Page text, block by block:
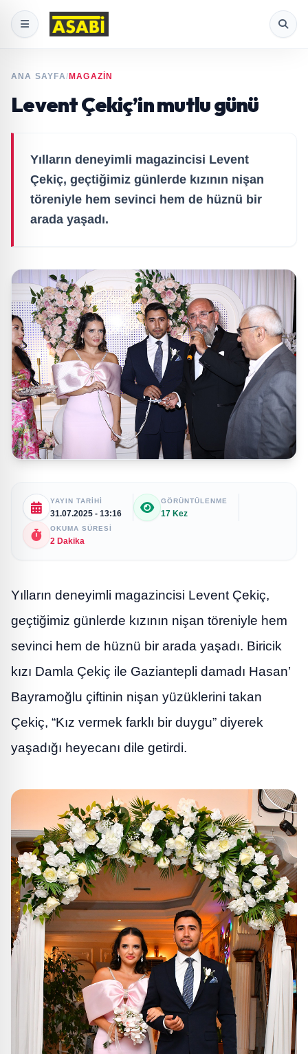
ANA SAYFA/ MAGAZİN
Levent Çekiç’in mutlu günü
Yılların deneyimli magazincisi Levent
Çekiç, geçtiğimiz günlerde kızının nişan
töreniyle hem sevinci hem de hüznü bir
arada yaşadı.
YAYIN TARIHI
31.07.2025 - 13:16
GÖRÜNTÜLENME
17 Kez
OKUMA SÜRESI
2 Dakika
Yılların deneyimli magazincisi Levent Çekiç,
geçtiğimiz günlerde kızının nişan töreniyle hem
sevinci hem de hüznü bir arada yaşadı. Biricik
kızı Damla Çekiç ile Gaziantepli damadı Hasan’
Bayramoğlu çiftinin nişan yüzüklerini takan
Çekiç, “Kız vermek farklı bir duygu” diyerek
yaşadığı heyecanı dile getirdi.